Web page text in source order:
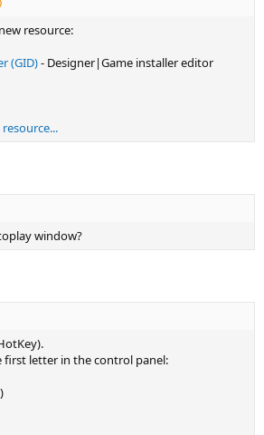
resource:
(GID)- Designer|Game installer editor
window?
first letter in the control panel: